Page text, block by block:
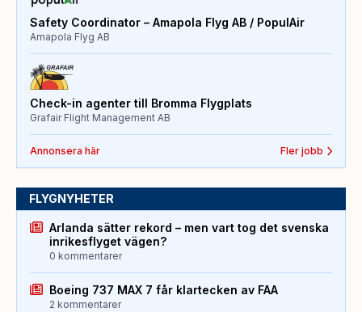
Safety Coordinator – Amapola Flyg AB / PopulAir
Amapola Flyg AB
Check-in agenter till Bromma Flygplats
Grafair Flight Management AB
Annonsera här Fler jobb
FLYGNYHETER
Arlanda sätter rekord – men vart tog det svenska
inrikesflyget vägen?
0 kommentarer
Boeing 737 MAX 7 får klartecken av FAA
2 kommentarer